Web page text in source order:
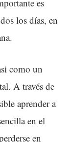
es
los días, en
como un
A través de
aprender a
en el
en